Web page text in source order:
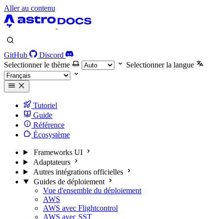
Aller au contenu
GitHub
Discord
Selectionner le thème
Selectionner la langue
Tutoriel
Guide
Référence
Écosystème
Frameworks UI
Adaptateurs
Autres intégrations officielles
Guides de déploiement
Vue d'ensemble du déploiement
AWS
AWS avec Flightcontrol
AWS avec SST